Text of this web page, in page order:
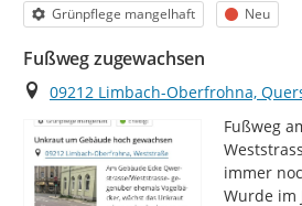
Kategorie
Grünpflege mangelhaft Status
Neu
Fußweg zugewachsen
Ort
09212 Limbach-Oberfrohna,
Fußweg
immer
Wurde im